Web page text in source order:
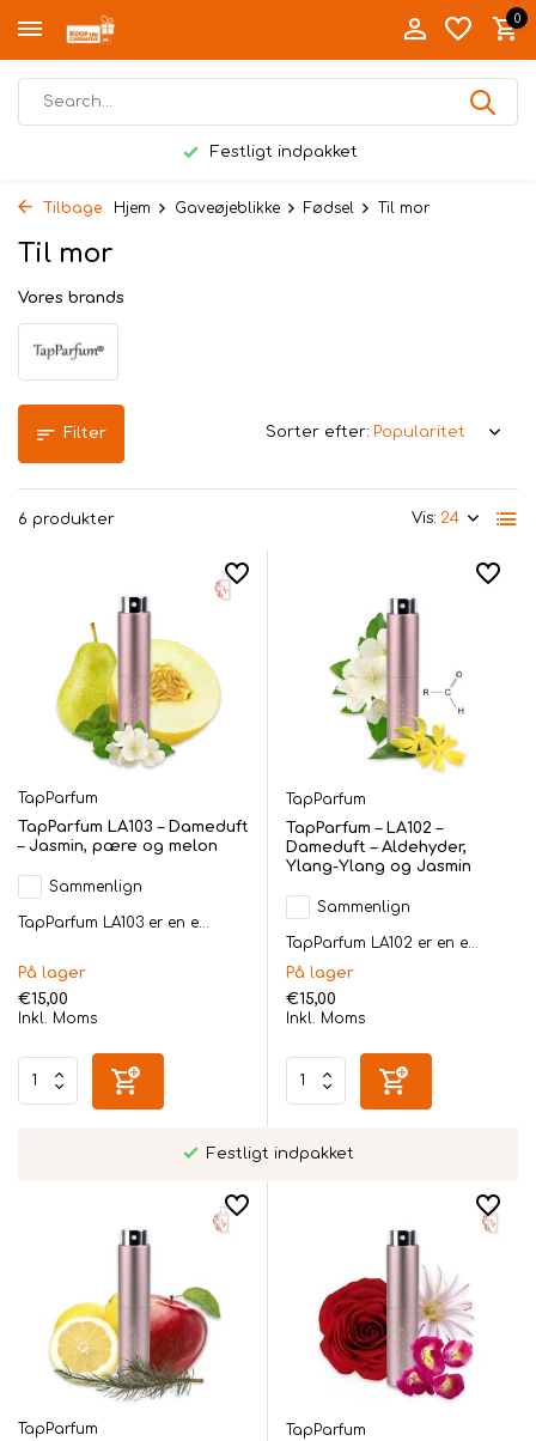
0
Festligt indpakket
Tilbage Hjem Gaveøjeblikke Fødsel Til mor
Til mor
Vores brands
Filter
6 produkter Vis:
Sorter efter:
TapParfum
TapParfum LA103 – Dameduft
– Jasmin, pære og melon
Sammenlign
TapParfum LA103 er en e...
På lager
€15,00
Inkl. Moms
TapParfum
TapParfum – LA102 –
Dameduft – Aldehyder,
Ylang-Ylang og Jasmin
Sammenlign
TapParfum LA102 er en e...
På lager
€15,00
Inkl. Moms
Festligt indpakket
TapParfum
TapParfum